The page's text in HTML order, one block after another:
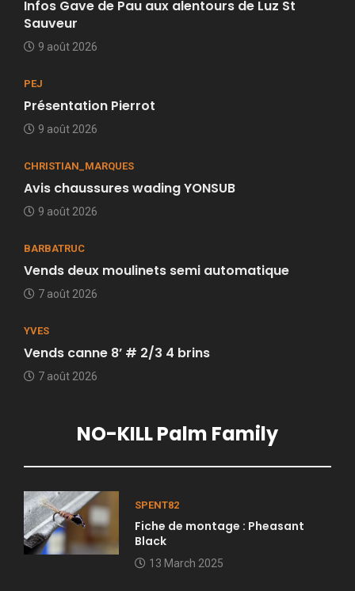
Infos Gave de Pau aux alentours de Luz St
Sauveur
9 août 2026
PEJ
Présentation Pierrot
9 août 2026
CHRISTIAN_MARQUES
Avis chaussures wading YONSUB
9 août 2026
BARBATRUC
Vends deux moulinets semi automatique
7 août 2026
YVES
Vends canne 8’ # 2/3 4 brins
7 août 2026
NO-KILL Palm Family
SPENT82
Fiche de montage : Pheasant
Black
13 March 2025